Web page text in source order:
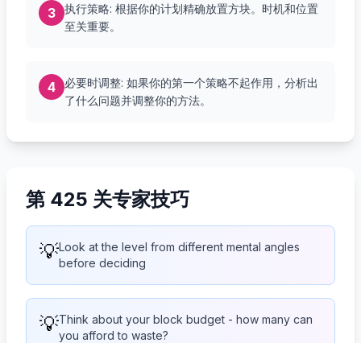
3
执行策略: 根据你的计划精确放置方块。时机和位置
至关重要。
4
必要时调整: 如果你的第一个策略不起作用，分析出
了什么问题并调整你的方法。
第 425 关专家技巧
💡Look at the level from different mental angles
before deciding
💡Think about your block budget - how many can
you afford to waste?